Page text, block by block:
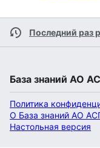
Последний раз
База знаний АО
Политика
О База знаний АО
Настольная версия